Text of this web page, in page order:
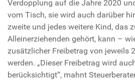
Verdopplung auf die Jahre 2020
vom Tisch, sie wird auch darüber
zweite und jedes weitere Kind, das
Alleinerziehenden gehört, kann –
zusätzlicher Freibetrag von jeweils
werden. „Dieser Freibetrag wird
berücksichtigt“, mahnt